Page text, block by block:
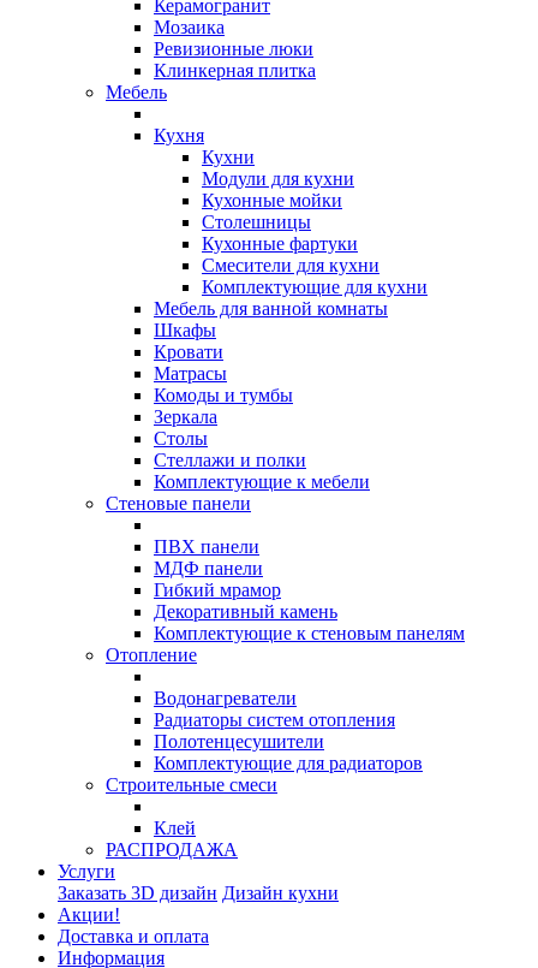
Керамогранит
Мозаика
Ревизионные люки
Клинкерная плитка
Мебель
Кухня
Кухни
Модули для кухни
Кухонные мойки
Столешницы
Кухонные фартуки
Смесители для кухни
Комплектующие для кухни
Мебель для ванной комнаты
Шкафы
Кровати
Матрасы
Комоды и тумбы
Зеркала
Столы
Стеллажи и полки
Комплектующие к мебели
Стеновые панели
ПВХ панели
МДФ панели
Гибкий мрамор
Декоративный камень
Комплектующие к стеновым панелям
Отопление
Водонагреватели
Радиаторы систем отопления
Полотенцесушители
Комплектующие для радиаторов
Строительные смеси
Клей
РАСПРОДАЖА
Услуги
Заказать 3D дизайн Дизайн кухни
Акции!
Доставка и оплата
Информация